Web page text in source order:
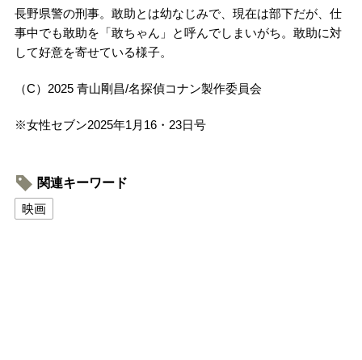
長野県警の刑事。敢助とは幼なじみで、現在は部下だが、仕
事中でも敢助を「敢ちゃん」と呼んでしまいがち。敢助に対
して好意を寄せている様子。
（C）2025 青山剛昌/名探偵コナン製作委員会
※女性セブン2025年1月16・23日号
関連キーワード
映画